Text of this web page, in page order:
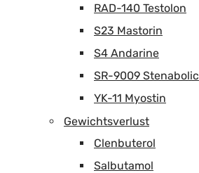
RAD-140 Testolon
S23 Mastorin
S4 Andarine
SR-9009 Stenabolic
YK-11 Myostin
Gewichtsverlust
Clenbuterol
Salbutamol